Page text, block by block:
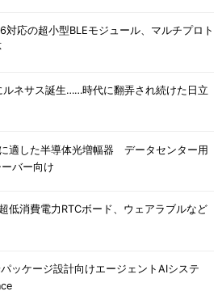
対応の超小型BLEモジュール、マルチプロト
ルネサス誕生……時代に翻弄され続けた日立
適した半導体光増幅器 データセンター用
バー向け
低消費電力RTCボード、ウェアラブルなど
ッケージ設計向けエージェントAIシステ